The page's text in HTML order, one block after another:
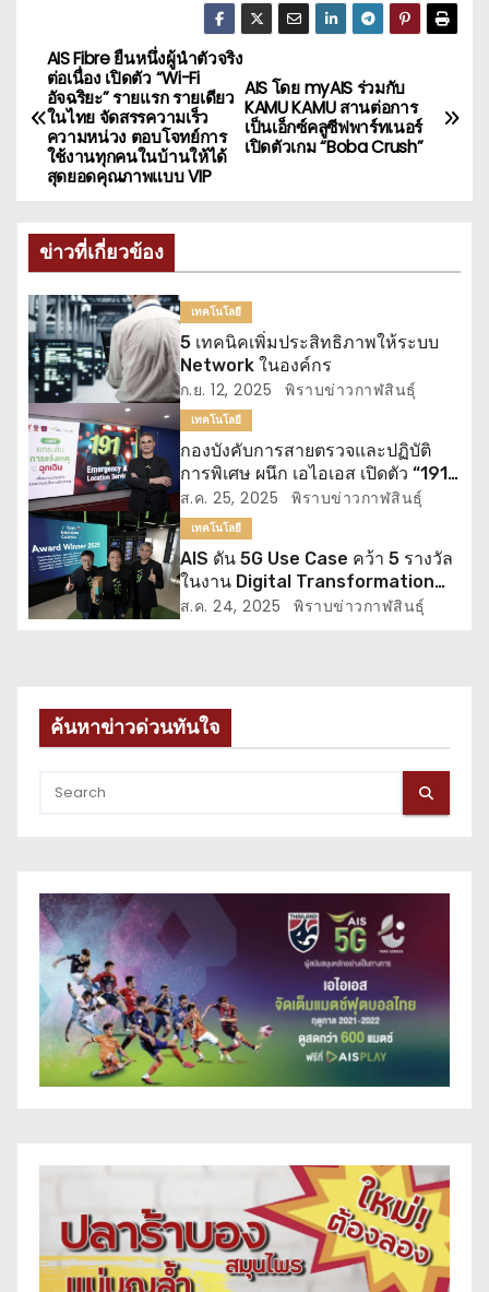
แ
น
ะ
น
ว
เ
รื่
อ
ง
AIS โดย myAIS ร่วมกับ
KAMU KAMU สานต่อการ
เป็นเอ็กซ์คลูซีฟพาร์ทเนอร์
เปิดตัวเกม “Boba Crush”
AIS Fibre ยืนหนึ่งผู้นำตัวจริง
ต่อเนื่อง เปิดตัว “Wi-Fi
อัจฉริยะ” รายแรก รายเดียว
ในไทย จัดสรรความเร็ว
ความหน่วง ตอบโจทย์การ
ใช้งานทุกคนในบ้านให้ได้
สุดยอดคุณภาพแบบ VIP
ข่าวที่เกี่ยวข้อง
เทคโนโลยี
5 เทคนิคเพิ่มประสิทธิภาพให้ระบบ
Network ในองค์กร
ก.ย. 12, 2025 พิราบข่าวกาฬสินธุ์
เทคโนโลยี
กองบังคับการสายตรวจและปฏิบัติ
การพิเศษ ผนึก เอไอเอส เปิดตัว “191
ELS” ระบุตำแหน่งผู้แจ้งเหตุฉุกเฉิน
ครั้งแรกในไทย
ส.ค. 25, 2025 พิราบข่าวกาฬสินธุ์
เทคโนโลยี
AIS ดัน 5G Use Case คว้า 5 รางวัล
ในงาน Digital Transformation
World 2025 โดย TM Forum ต่อ
ส.ค. 24, 2025 พิราบข่าวกาฬสินธุ์
ค้นหาข่าวด่วนทันใจ